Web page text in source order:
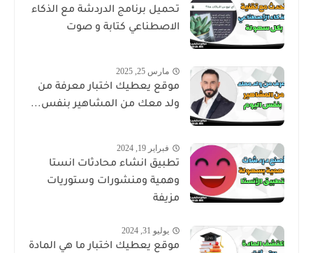
تحميل برنامج الدردشة مع الذكاء
الاصطناعي كتابة و صوت
مارس 25, 2025
موقع يعطيك اختبار معرفة من
ولد معك من المشاهير بنفس...
فبراير 19, 2024
تطبيق انشاء محادثات انستا
وهمية ومنشورات وستوريات
مزيفة
يوليو 31, 2024
موقع يعطيك اختبار ما هي المادة